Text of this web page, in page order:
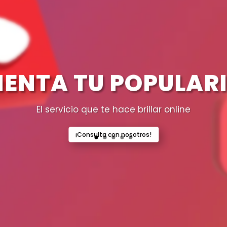
TU
El servicio que te hace brillar online
¡Consulta con nosotros!